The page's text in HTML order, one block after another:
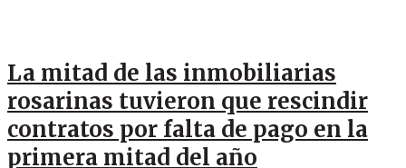
La mitad de las inmobiliarias
rosarinas tuvieron que rescindir
contratos por falta de pago en la
primera mitad del año